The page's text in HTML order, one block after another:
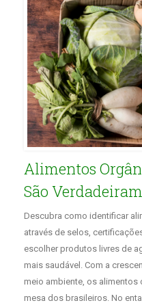
Alimentos
São
Descubra como identificar
através de selos,
escolher produtos livres de
mais saudável. Com a
meio ambiente, os alimentos
mesa dos brasileiros. No